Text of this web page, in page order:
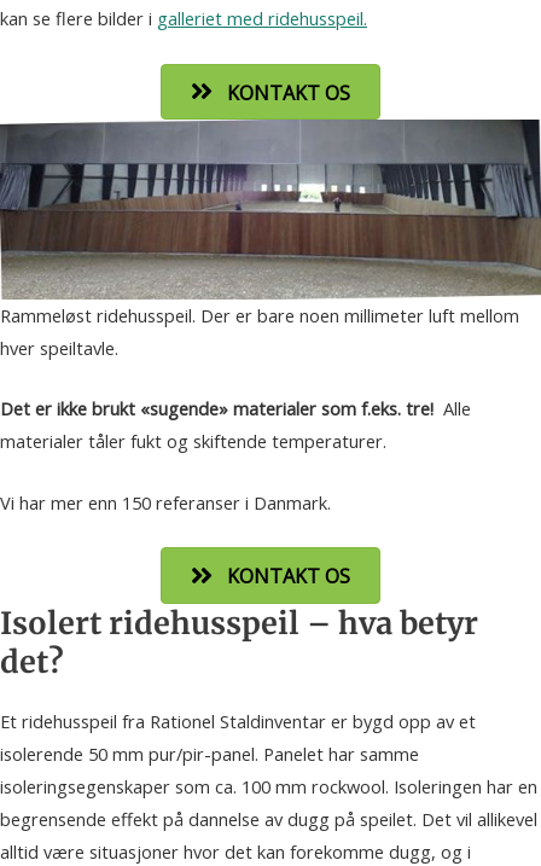
kan se flere bilder i galleriet med ridehusspeil.
KONTAKT OS
Rammeløst ridehusspeil. Der er bare noen millimeter luft mellom
hver speiltavle.
Det er ikke brukt «sugende» materialer som f.eks. tre! Alle
materialer tåler fukt og skiftende temperaturer.
Vi har mer enn 150 referanser i Danmark.
KONTAKT OS
Isolert ridehusspeil – hva betyr
det?
Et ridehusspeil fra Rationel Staldinventar er bygd opp av et
isolerende 50 mm pur/pir-panel. Panelet har samme
isoleringsegenskaper som ca. 100 mm rockwool. Isoleringen har en
begrensende effekt på dannelse av dugg på speilet. Det vil allikevel
alltid være situasjoner hvor det kan forekomme dugg, og i